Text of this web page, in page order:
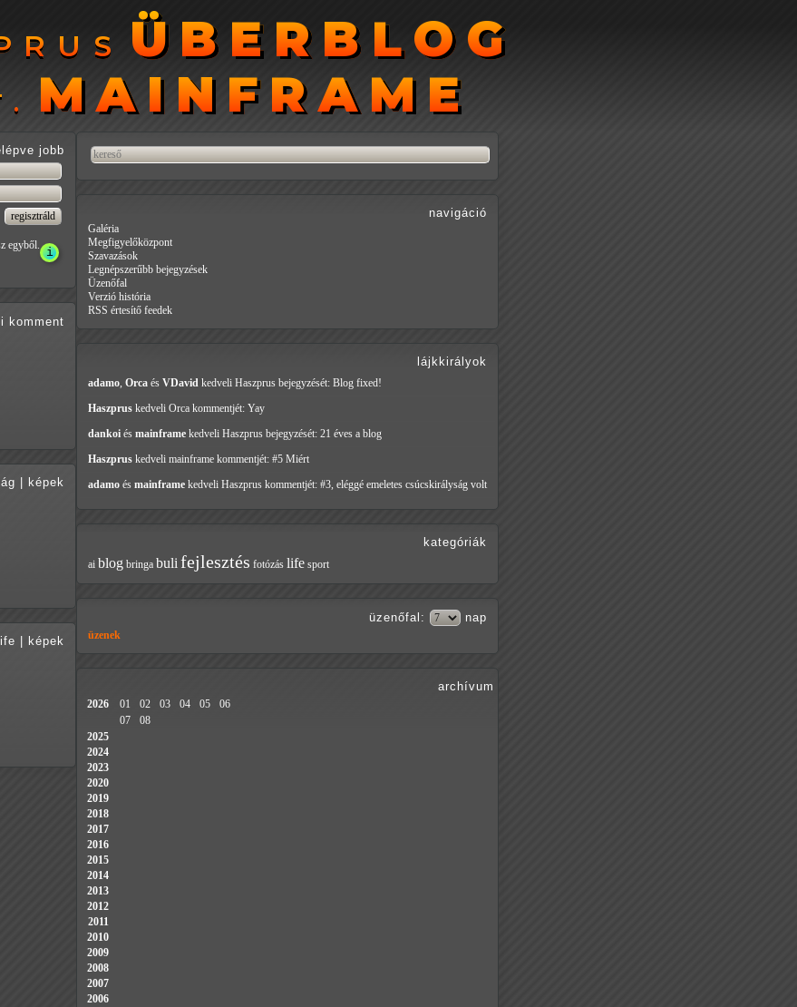
ÜBERBLOG
ÜBERBLOG
MAINFRAME
MAINFRAME
jobb
egyből.
komment
képek
life képek
navigáció
Galéria
Megfigyelőközpont
Szavazások
Legnépszerűbb bejegyzések
Üzenőfal
Verzió história
RSS értesítő feedek
lájkkirályok
adamo, Orca és VDavid kedveli Haszprus bejegyzését: Blog fixed!
Haszprus kedveli Orca kommentjét: Yay
dankoi és mainframe kedveli Haszprus bejegyzését: 21 éves a blog
Haszprus kedveli mainframe kommentjét: #5 Miért
adamo és mainframe kedveli Haszprus kommentjét: #3, eléggé emeletes csúcskirályság volt
kategóriák
ai blog bringa bulifejlesztés fotózás life sport
üzenőfal : nap
üzenek
archívum
2026 01 02 03 04 05
06
07
08
2025
2024
2023
2020
2019
2018
2017
2016
2015
2014
2013
2012
2011
2010
2009
2008
2007
2006